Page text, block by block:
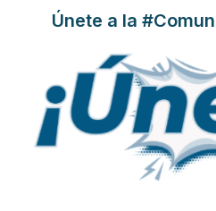
regulación y
Publicado en Hemeroteca
Únete a la